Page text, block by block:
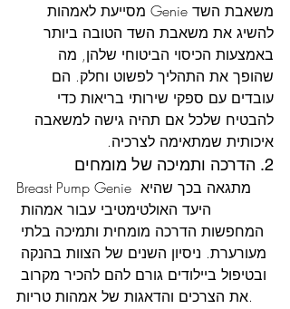
משאבת השד Genie מסייעת לאמהות
להשיג את משאבת השד הטובה ביותר
באמצעות הכיסוי הביטוחי שלהן, מה
שהופך את התהליך לפשוט וחלק. הם
עובדים עם ספקי שירותי בריאות כדי
להבטיח שלכל אם תהיה גישה למשאבה
איכותית שמתאימה לצרכיה.
2. הדרכה ותמיכה של מומחים
Breast Pump Genie מתגאה בכך שהיא
היעד האולטימטיבי עבור אמהות
המחפשות הדרכה מומחית ותמיכה בלתי
מעורערת. ניסיון השנים של הצוות בהנקה
ובטיפול ביילודים גורם להם להכיר מקרוב
את הצרכים והדאגות של אמהות טריות.